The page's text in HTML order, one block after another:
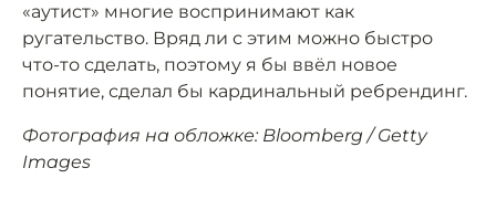
«аутист» многие воспринимают как
ругательство. Вряд ли с этим можно быстро
что-то сделать, поэтому я бы ввёл новое
понятие, сделал бы кардинальный ребрендинг.
Фотография на обложке: Bloomberg / Getty
Images